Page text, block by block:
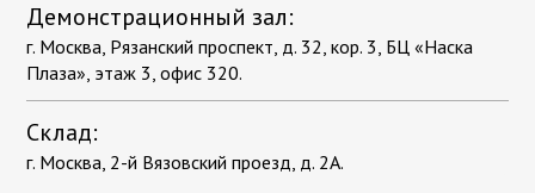
Демонстрационный зал:
г. Москва, Рязанский проспект, д. 32, кор. 3, БЦ «Наска
Плаза», этаж 3, офис 320.
Склад:
г. Москва, 2-й Вязовский проезд, д. 2А.